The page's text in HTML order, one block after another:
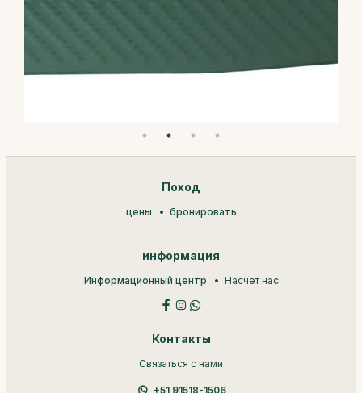
Поход
цены бронировать
информация
Информационный центр Насчет нас
Контакты
Связаться с нами
+51 91518-1506